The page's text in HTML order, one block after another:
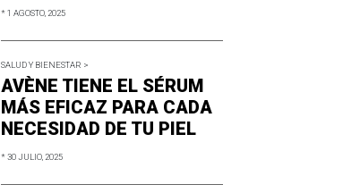
* 1 AGOSTO, 2025
SALUD Y BIENESTAR >
AVÈNE TIENE EL SÉRUM
MÁS EFICAZ PARA CADA
NECESIDAD DE TU PIEL
* 30 JULIO, 2025